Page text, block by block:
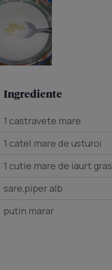
Ingrediente
1 castravete mare
1 catel mare de usturoi
1 cutie mare de iaurt gras
sare,piper alb
putin marar